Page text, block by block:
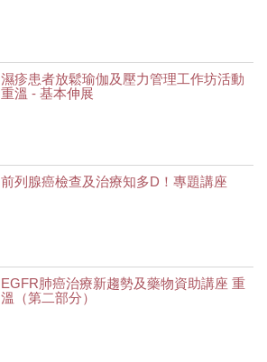
濕疹患者放鬆瑜伽及壓力管理工作坊活動
重溫 - 基本伸展
前列腺癌檢查及治療知多D！專題講座
EGFR肺癌治療新趨勢及藥物資助講座 重
溫（第二部分）